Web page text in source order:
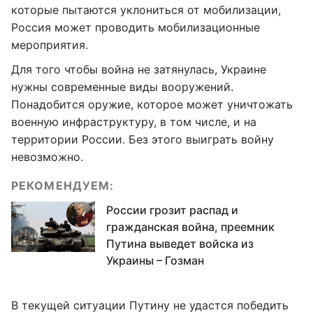
которые пытаются уклониться от мобилизации,
Россия может проводить мобилизационные
мероприятия.
Для того чтобы война не затянулась, Украине
нужны современные виды вооружений.
Понадобится оружие, которое может уничтожать
военную инфраструктуру, в том числе, и на
территории России. Без этого выиграть войну
невозможно.
РЕКОМЕНДУЕМ:
России грозит распад и
гражданская война, преемник
Путина выведет войска из
Украины – Гозман
В текущей ситуации Путину не удастся победить